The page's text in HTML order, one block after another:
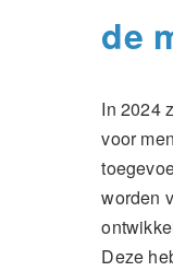
de
In 2024
voor
worden
Deze